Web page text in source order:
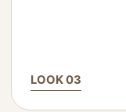
LOOK 03